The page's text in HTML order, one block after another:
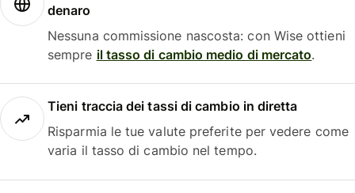
denaro
Nessuna commissione nascosta: con Wise ottieni
sempre il tasso di cambio medio di mercato.
Tieni traccia dei tassi di cambio in diretta
Risparmia le tue valute preferite per vedere come
varia il tasso di cambio nel tempo.